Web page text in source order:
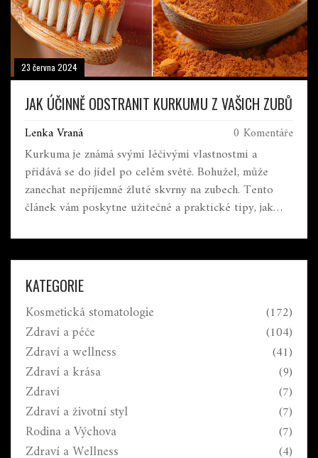
23 června 2024
JAK ÚČINNĚ ODSTRANIT KURKUMU Z VAŠICH ZUBŮ
Lenka Vraná 0 Komentáře
Kurkuma je známá svými léčivými vlastnostmi a
přidává se do jídel po celém světě. Bohužel, může
zanechat nepříjemné žluté skvrny na zubech. Tento
článek vám poskytne užitečné a praktické tipy, jak
úsměv.
KATEGORIE
Kosmetická stomatologie (172)
Zdraví a péče (104)
Zdraví a wellness (41)
Zdraví a krása (9)
Zdraví (7)
Zdraví a životní styl (7)
Rodina a Výchova (7)
Zdraví a Wellness (4)